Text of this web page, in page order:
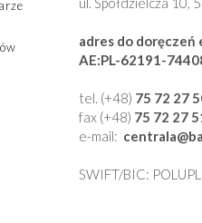
adres do
AE:PL-62191-
tel. (+48) 75 72 27
fax (+48) 75 72 27
e-mail: centrala
SWIFT/BIC: